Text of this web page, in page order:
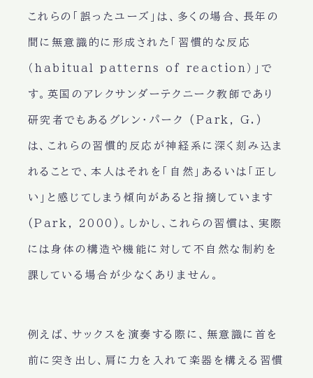
これらの「誤ったユーズ」は、多くの場合、長年の
間に無意識的に形成された「習慣的な反応
（habitual patterns of reaction）」で
す。英国のアレクサンダーテクニーク教師であり
研究者でもあるグレン・パーク (Park, G.)
は、これらの習慣的反応が神経系に深く刻み込ま
れることで、本人はそれを「自然」あるいは「正し
い」と感じてしまう傾向があると指摘しています
(Park, 2000)。しかし、これらの習慣は、実際
には身体の構造や機能に対して不自然な制約を
課している場合が少なくありません。
例えば、サックスを演奏する際に、無意識に首を
前に突き出し、肩に力を入れて楽器を構える習慣